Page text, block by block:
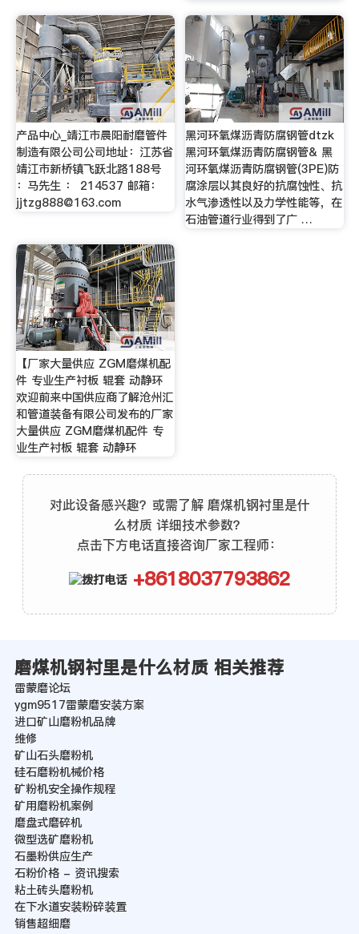
产品中心_靖江市晨阳耐磨管件
制造有限公司公司地址：江苏省
靖江市新桥镇飞跃北路188号
：马先生 ： 214537 邮箱：
jjtzg888@163.com
黑河环氧煤沥青防腐钢管dtzk
黑河环氧煤沥青防腐钢管& 黑
河环氧煤沥青防腐钢管(3PE)防
腐涂层以其良好的抗腐蚀性、抗
水气渗透性以及力学性能等，在
石油管道行业得到了广 …
【厂家大量供应 ZGM磨煤机配
件 专业生产衬板 辊套 动静环
欢迎前来中国供应商了解沧州汇
和管道装备有限公司发布的厂家
大量供应 ZGM磨煤机配件 专
业生产衬板 辊套 动静环
对此设备感兴趣？或需了解 磨煤机钢衬里是什
么材质 详细技术参数？
点击下方电话直接咨询厂家工程师：
+8618037793862
磨煤机钢衬里是什么材质 相关推荐
雷蒙磨论坛
ygm9517雷蒙磨安装方案
进口矿山磨粉机品牌
维修
矿山石头磨粉机
硅石磨粉机械价格
矿粉机安全操作规程
矿用磨粉机案例
磨盘式磨碎机
微型选矿磨粉机
石墨粉供应生产
石粉价格 - 资讯搜索
粘土砖头磨粉机
在下水道安装粉碎装置
销售超细磨